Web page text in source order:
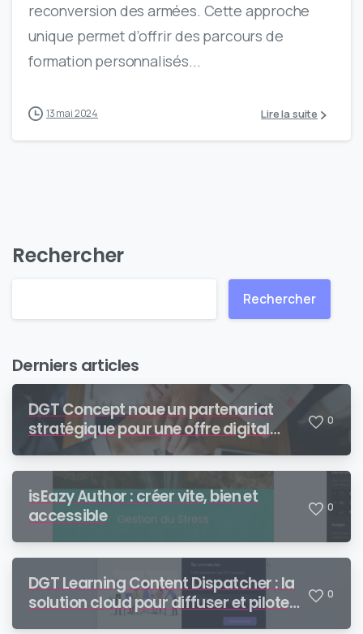
reconversion des armées. Cette approche
unique permet d’offrir des parcours de
formation personnalisés...
13 mai 2024 Lire la suite
Rechercher
Rechercher
Derniers articles
DGT Concept noue un partenariat
stratégique pour une offre digital
learning de bout en bout
0
isEazy Author : créer vite, bien et
accessible
0
DGT Learning Content Dispatcher : la
solution cloud pour diffuser et piloter
vos contenus SCORM auprès de vos
0